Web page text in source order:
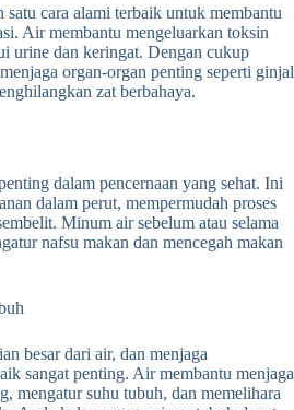
cara alami terbaik untuk membantu
Air membantu mengeluarkan toksin
urine dan keringat. Dengan cukup
organ-organ penting seperti ginjal
zat berbahaya.
dalam pencernaan yang sehat. Ini
dalam perut, mempermudah proses
Minum air sebelum atau selama
nafsu makan dan mencegah makan
besar dari air, dan menjaga
sangat penting. Air membantu menjaga
mengatur suhu tubuh, dan memelihara